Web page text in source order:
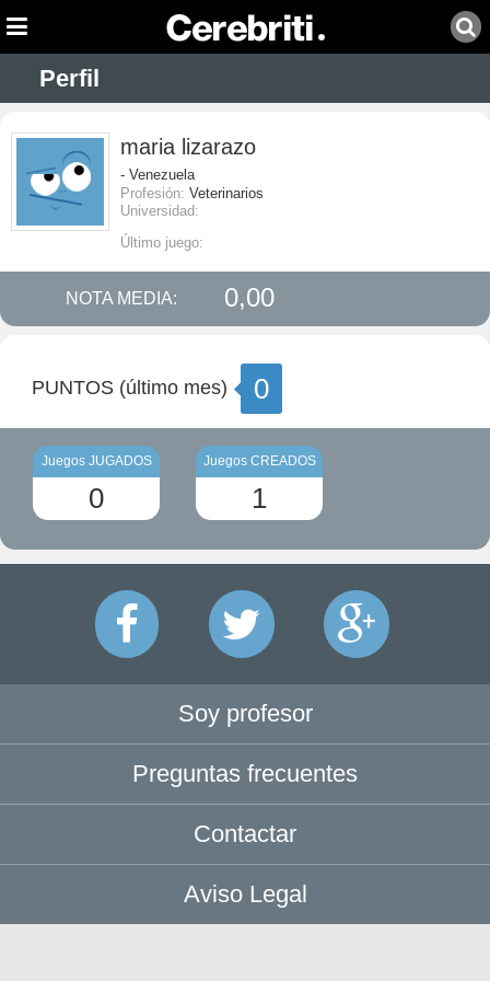
Perfil
maria lizarazo
- Venezuela
Profesión: Veterinarios
Universidad:
Último juego:
NOTA MEDIA: 0,00
PUNTOS (último mes) 0
Juegos JUGADOS
0
Juegos CREADOS
1
Soy profesor
Preguntas frecuentes
Contactar
Aviso Legal